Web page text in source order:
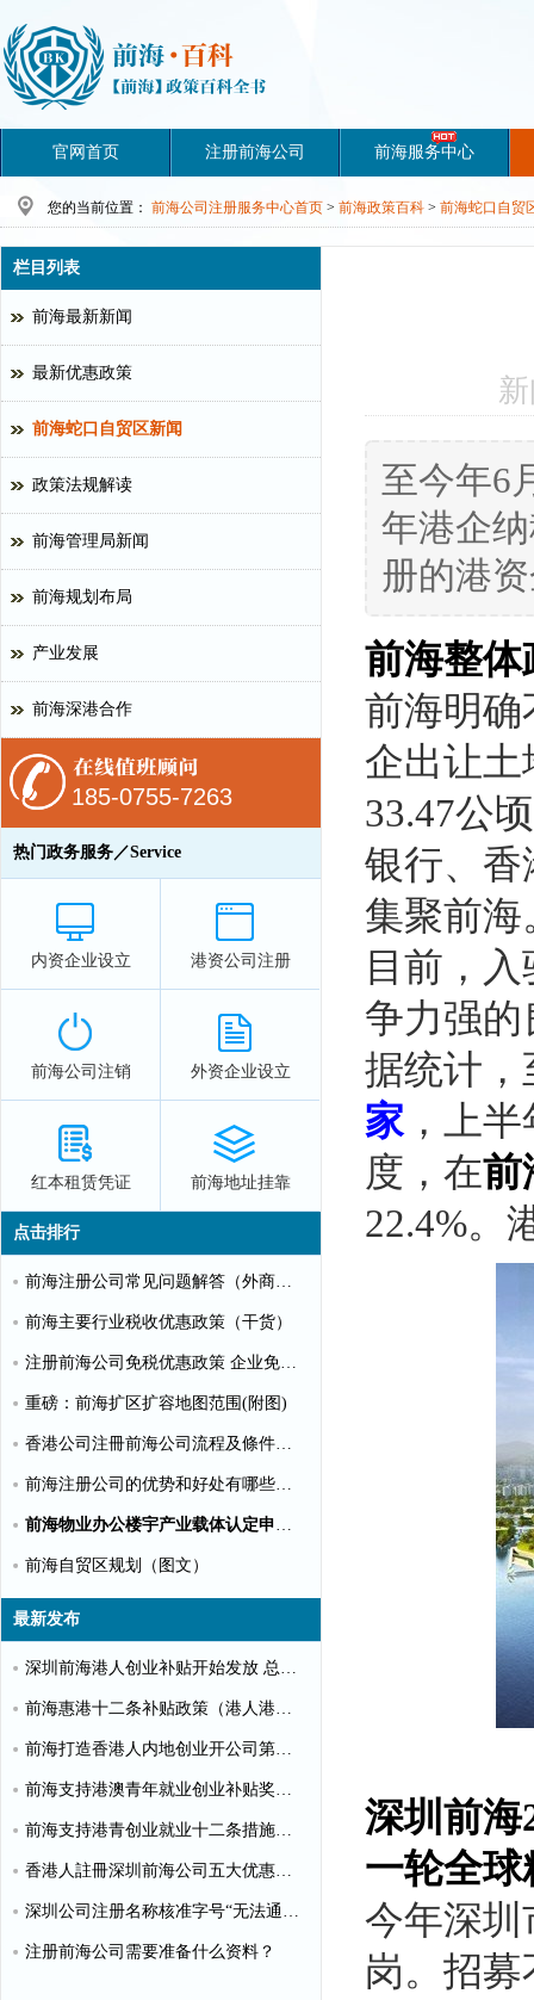
官网首页 注册前海公司 前海服务中心
您的当前位置： 前海公司注册服务中心首页 > 前海政策百科 > 前海蛇口自贸
至今年6
年港企
册的港
前海整体
前海明确
企出让土
33.47公
银行、香
集聚前海
目前，
争力强
据统计，
家 ，上
度，在前
22.4%。
深圳前海
一轮全
今年深圳
岗。招
栏目列表
前海最新新闻
最新优惠政策
前海蛇口自贸区新闻
政策法规解读
前海管理局新闻
前海规划布局
产业发展
前海深港合作
185-0755-7263
热门政务服务／Service
内资企业设立 港资公司注册
前海公司注销 外资企业设立
红本租赁凭证 前海地址挂靠
点击排行
前海注册公司常见问题解答（外商投资）
前海主要行业税收优惠政策（干货）
注册前海公司免税优惠政策 企业免税10%个人可全免
重磅：前海扩区扩容地图范围(附图)
香港公司注冊前海公司流程及條件【圖文】
前海注册公司的优势和好处有哪些？（推荐）
前海物业办公楼宇产业载体认定申请指南（第一批）
前海自贸区规划（图文）
最新发布
深圳前海港人创业补贴开始发放 总额超千万
前海惠港十二条补贴政策（港人港企补贴政策）
前海打造香港人内地创业开公司第一站
前海支持港澳青年就业创业补贴奖励申请办理清单
前海支持港青创业就业十二条措施（惠港政策原文）
香港人註冊深圳前海公司五大优惠政策
深圳公司注册名称核准字号“无法通过”怎么办？
注册前海公司需要准备什么资料？